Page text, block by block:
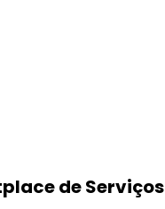
de Serviços